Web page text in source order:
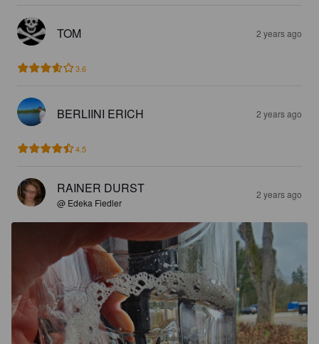
TOM 2 years ago
3.6
BERLIINI ERICH 2 years ago
4.5
RAINER DURST
@ Edeka Fiedler
2 years ago